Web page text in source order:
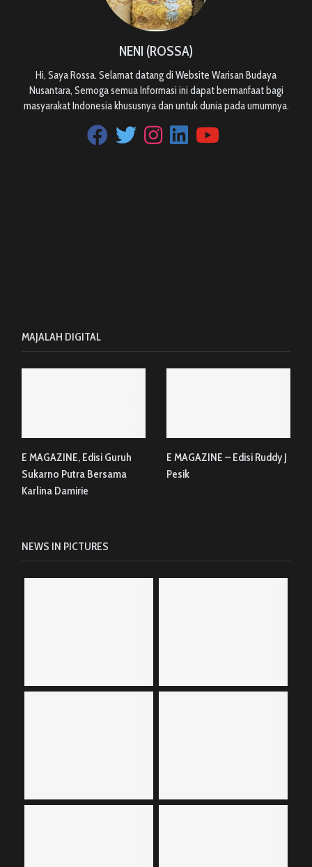
NENI (ROSSA)
Hi, Saya Rossa. Selamat datang di Website Warisan Budaya
Nusantara, Semoga semua Informasi ini dapat bermanfaat bagi
masyarakat Indonesia khususnya dan untuk dunia pada umumnya.
MAJALAH DIGITAL
E MAGAZINE, Edisi Guruh
Sukarno Putra Bersama
Karlina Damirie
E MAGAZINE – Edisi Ruddy J
Pesik
NEWS IN PICTURES